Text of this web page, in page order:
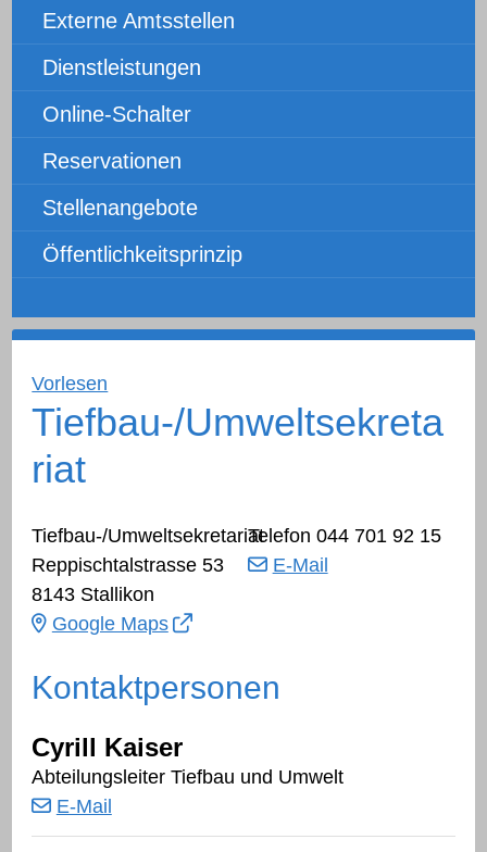
Externe Amtsstellen
Dienstleistungen
Online-Schalter
Reservationen
Stellenangebote
Öffentlichkeitsprinzip
Vorlesen
Tiefbau-/Umweltsekreta
riat
Adresse
Tiefbau-/Umweltsekretariat
Reppischtalstrasse 53
8143 Stallikon
Google Maps
Telefon 044 701 92 15
E-Mail
Kontaktpersonen
Cyrill Kaiser
Funktion
Abteilungsleiter Tiefbau und Umwelt
E-Mail